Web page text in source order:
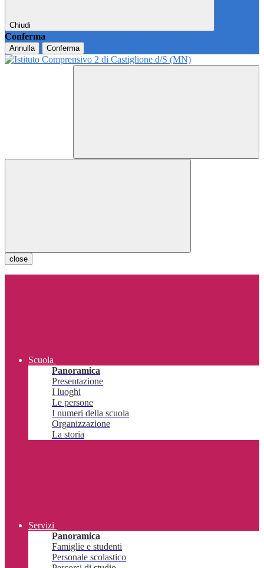
Chiudi
Conferma
Annulla Conferma
close
Scuola
Panoramica
Presentazione
I luoghi
Le persone
I numeri della scuola
Organizzazione
La storia
Servizi
Panoramica
Famiglie e studenti
Personale scolastico